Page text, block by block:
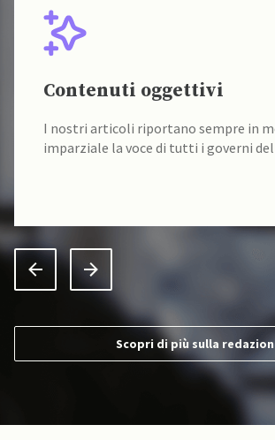
Contenuti oggettivi
I nostri articoli riportano sempre in
imparziale la voce di tutti i governi
Scopri di più sulla